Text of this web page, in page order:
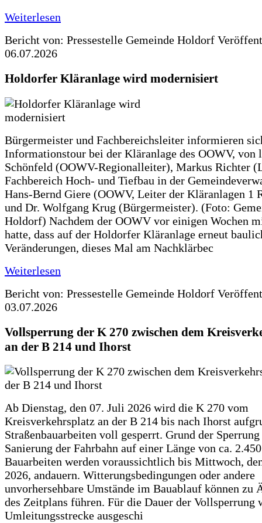
Weiterlesen
Bericht von: Pressestelle Gemeinde Holdorf
06.07.2026
Holdorfer Kläranlage wird modernisiert
Bürgermeister und Fachbereichsleiter informieren
Informationstour bei der Kläranlage des OOWV, von
Schönfeld (OOWV-Regionalleiter), Markus Richter
Fachbereich Hoch- und Tiefbau in der
Hans-Bernd Giere (OOWV, Leiter der Kläranlagen 1
und Dr. Wolfgang Krug (Bürgermeister). (Foto:
Holdorf) Nachdem der OOWV vor einigen Wochen
hatte, dass auf der Holdorfer Kläranlage erneut
Veränderungen, dieses Mal am Nachklärbec
Weiterlesen
Bericht von: Pressestelle Gemeinde Holdorf
03.07.2026
Vollsperrung der K 270 zwischen dem
an der B 214 und Ihorst
Ab Dienstag, den 07. Juli 2026 wird die K 270 vom
Kreisverkehrsplatz an der B 214 bis nach Ihorst
Straßenbauarbeiten voll gesperrt. Grund der
Sanierung der Fahrbahn auf einer Länge von ca.
Bauarbeiten werden voraussichtlich bis Mittwoch,
2026, andauern. Witterungsbedingungen oder andere
unvorhersehbare Umstände im Bauablauf können zu
des Zeitplans führen. Für die Dauer der Vollsperrung
Umleitungsstrecke ausgeschi